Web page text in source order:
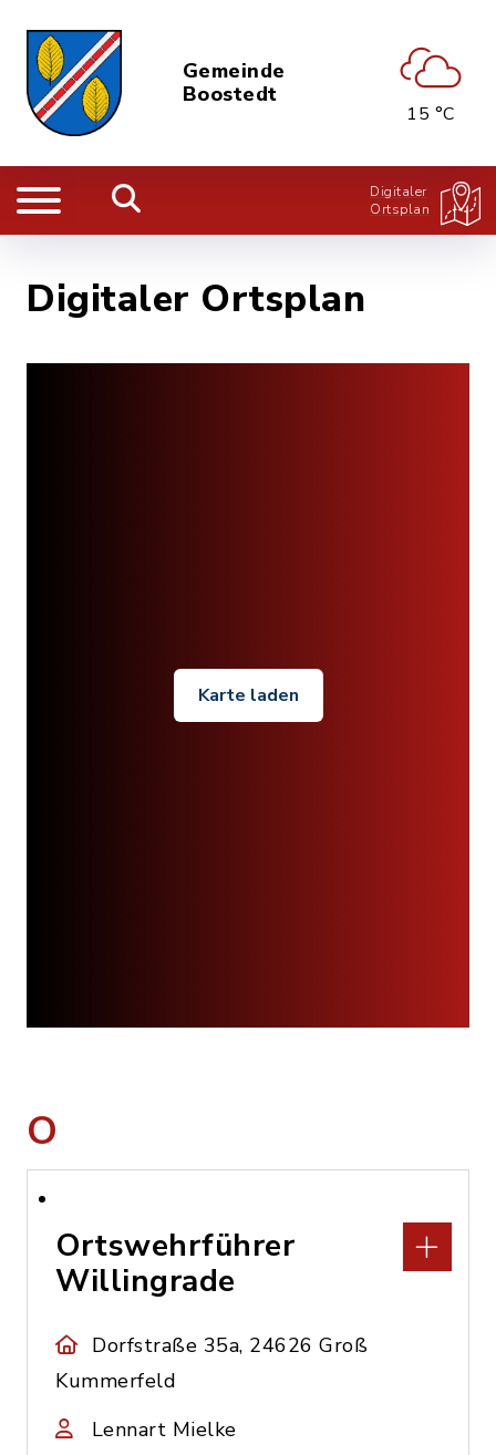
Gemeinde
Boostedt
15 °C
Digitaler
Ortsplan
Digitaler Ortsplan
Karte laden
O
Ortswehrführer
Willingrade
Dorfstraße 35a, 24626 Groß
Kummerfeld
Lennart Mielke